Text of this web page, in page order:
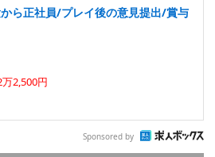
ら正社員/プレイ後の意見提出/賞与
2,500円
Sponsored by